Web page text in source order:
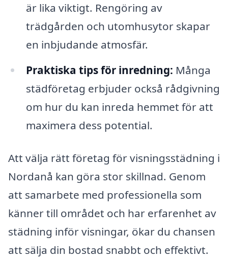
är lika viktigt. Rengöring av
trädgården och utomhusytor skapar
en inbjudande atmosfär.
Praktiska tips för inredning: Många
städföretag erbjuder också rådgivning
om hur du kan inreda hemmet för att
maximera dess potential.
Att välja rätt företag för visningsstädning i
Nordanå kan göra stor skillnad. Genom
att samarbete med professionella som
känner till området och har erfarenhet av
städning inför visningar, ökar du chansen
att sälja din bostad snabbt och effektivt.